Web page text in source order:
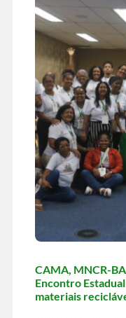
CAMA, MNCR-
Encontro
materiais